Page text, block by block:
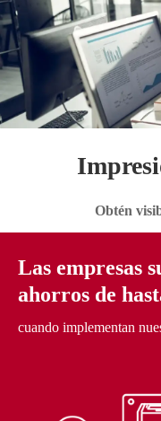
Obtén
Las empresas
ahorros de
cuando implementan